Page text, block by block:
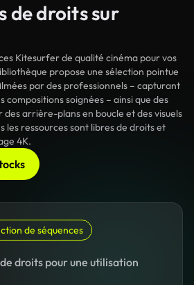
de droits sur
Kitesurfer de qualité cinéma pour vos
propose une sélection pointue
par des professionnels – capturant
compositions soignées – ainsi que des
arrière-plans en boucle et des visuels
les ressources sont libres de droits et
4K.
de séquences
droits pour une utilisation